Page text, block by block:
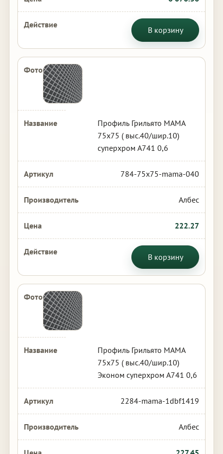
В корзину
Профиль Грильято МАМА
75х75 ( выс.40/шир.10)
суперхром А741 0,6
784-75x75-mama-040
Албес
222.27
В корзину
Профиль Грильято МАМА
75х75 ( выс.40/шир.10)
Эконом суперхром А741 0,6
2284-mama-1dbf1419
Албес